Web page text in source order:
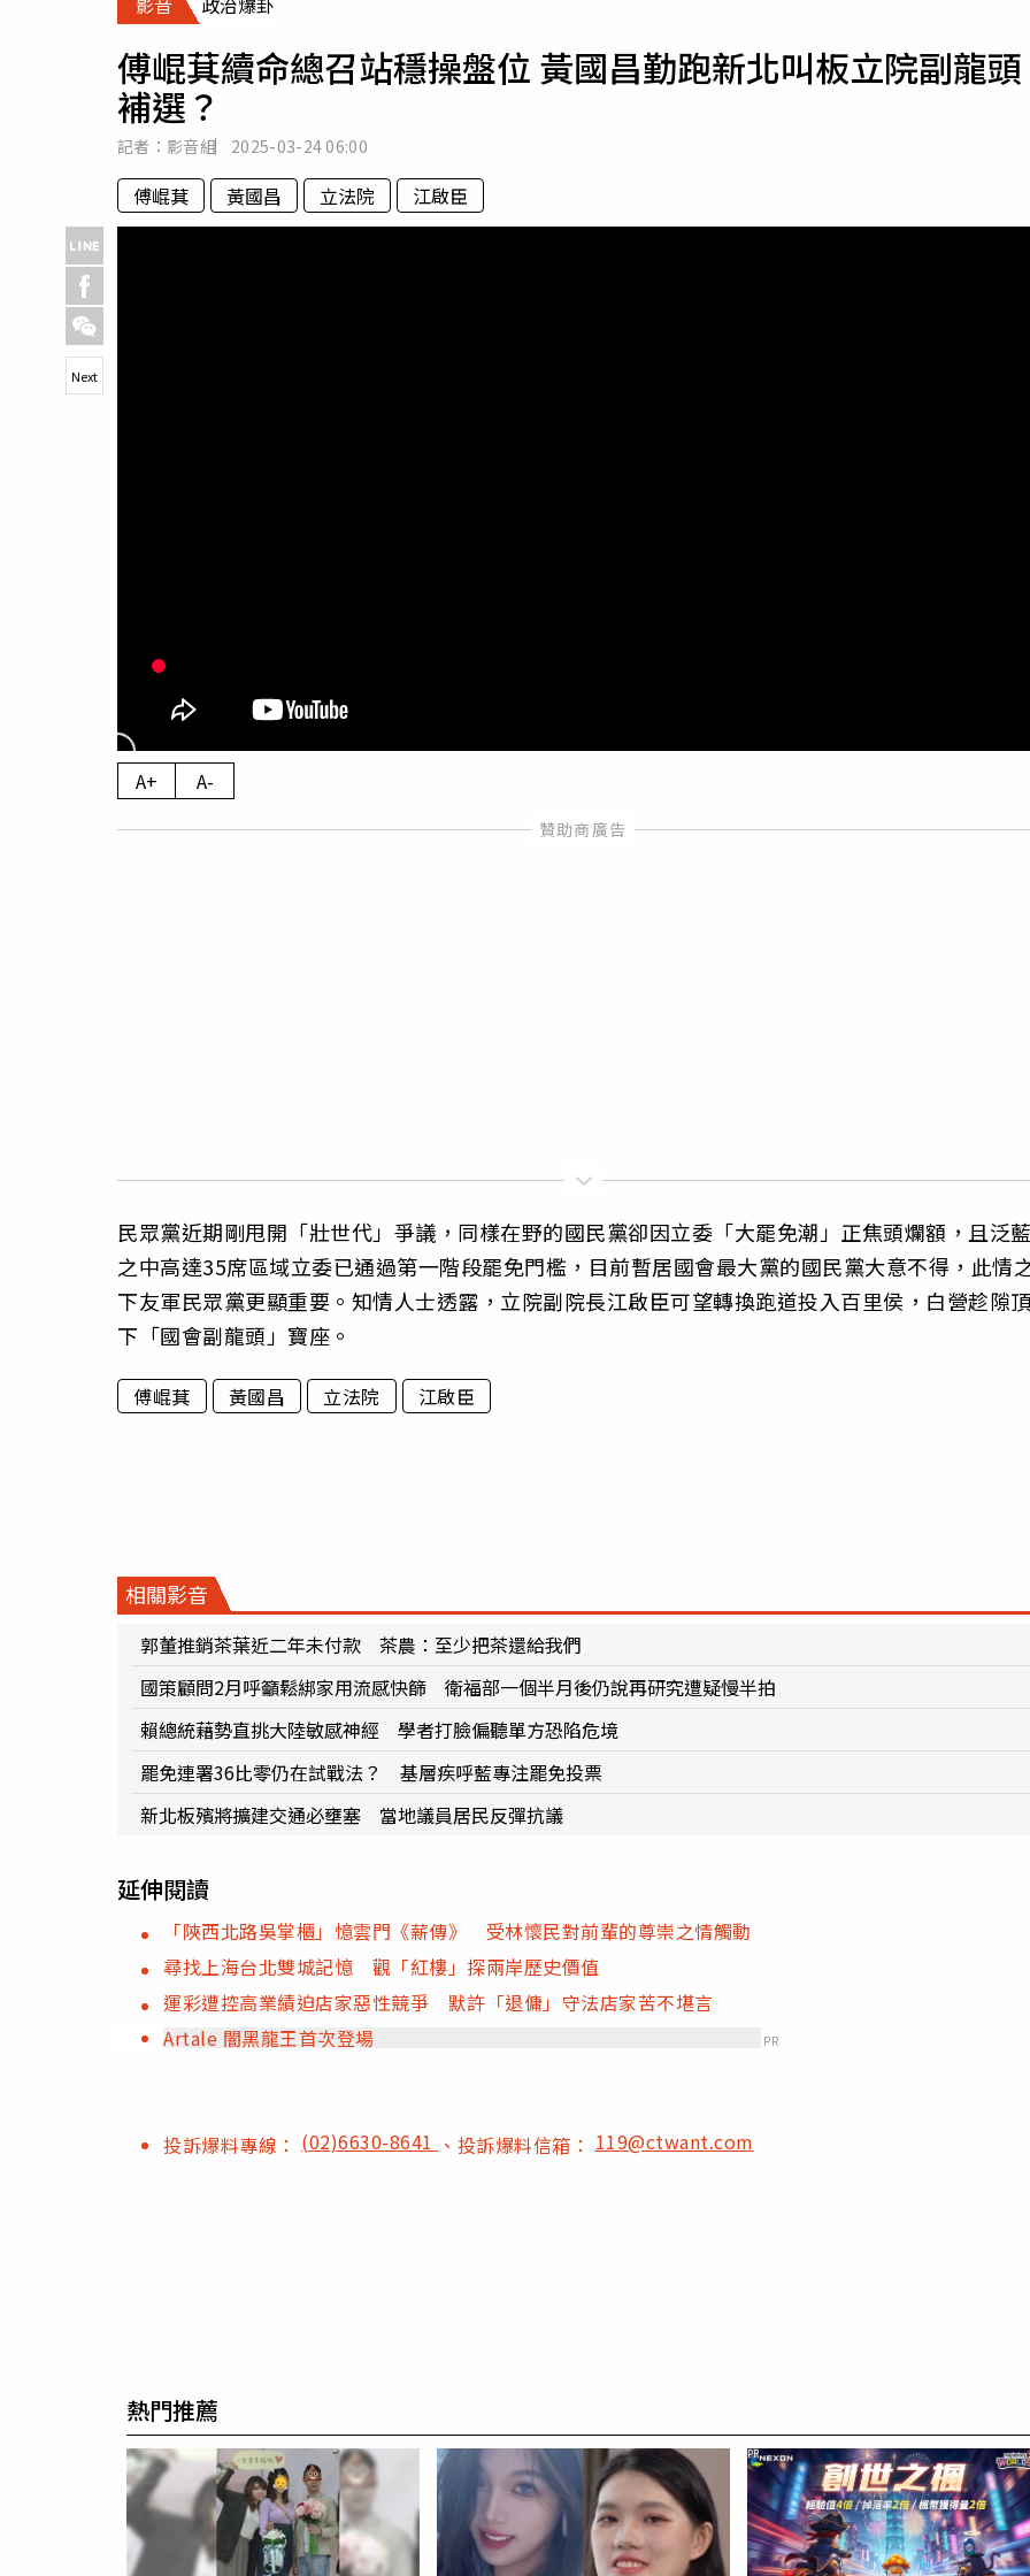
專欄
運勢
傅崐萁續命總召站穩操盤位 黃國昌勤跑新北叫板立院副龍頭
補選？
記者：影音組 2025-03-2406:00
傅崐萁 黃國昌 立法院 江啟臣
A+ A-
民眾黨近期剛甩開「壯世代」爭議，同樣在野的國民黨卻因立委「大罷免潮」正焦頭爛額，且泛藍
之中高達35席區域立委已通過第一階段罷免門檻，目前暫居國會最大黨的國民黨大意不得，此情
下友軍民眾黨更顯重要。知情人士透露，立院副院長江啟臣可望轉換跑道投入百里侯，白營趁隙頂
下「國會副龍頭」寶座。
傅崐萁 黃國昌 立法院 江啟臣
Next
相關影音
郭董推銷茶葉近二年未付款 茶農：至少把茶還給我們
國策顧問2月呼籲鬆綁家用流感快篩 衛福部一個半月後仍說再研究遭疑慢半拍
賴總統藉勢直挑大陸敏感神經 學者打臉偏聽單方恐陷危境
罷免連署36比零仍在試戰法？ 基層疾呼藍專注罷免投票
新北板殯將擴建交通必壅塞 當地議員居民反彈抗議
延伸閱讀
「陝西北路吳掌櫃」憶雲門《薪傳》 受林懷民對前輩的尊崇之情觸動
尋找上海台北雙城記憶 觀「紅樓」探兩岸歷史價值
運彩遭控高業績迫店家惡性競爭 默許「退傭」守法店家苦不堪言
Artale 闇黑龍王首次登場
PR
投訴爆料專線： (02)6630-8641 、投訴爆料信箱：119@ctwant.com
熱門推薦
PR